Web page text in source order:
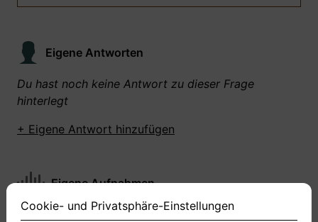
Eigene Antworten
Du hast noch keine Antwort zu dieser Frage
hinterlegt
+ Eigene Antwort hinzufügen
Eigene Aufnahmen
Du hast zu dieser Frage noch keine Antworten
Cookie- und Privatsphäre-Einstellungen